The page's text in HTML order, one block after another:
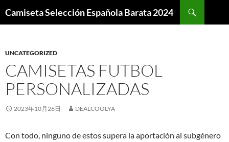
Camiseta Selección Española Barata 2024
UNCATEGORIZED
CAMISETAS FUTBOL
PERSONALIZADAS
2023年10月26日 DEALCOOLYA
Con todo, ninguno de estos supera la aportación al subgénero